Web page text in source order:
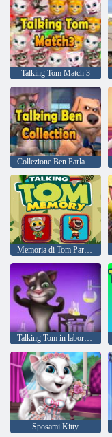
Talking Tom Match 3
Memoria di Tom Parlante
Talking Tom in laboratorio
Sposami Kitty